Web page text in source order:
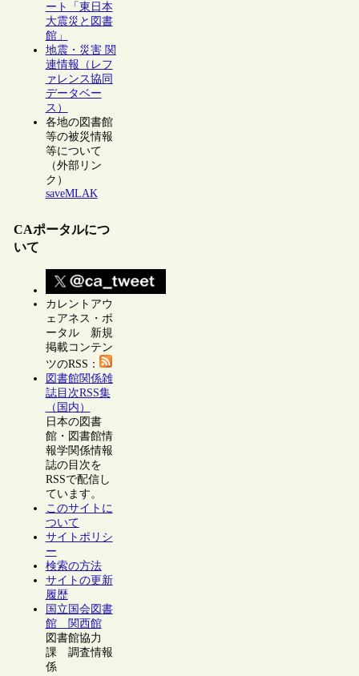
ート「東日本
大震災と図書
館」
地震・災害 関
連情報（レフ
ァレンス協同
データベー
ス）
各地の図書館
等の被災情報
等について
（外部リン
ク）
saveMLAK
CAポータルにつ
いて
カレントアウ
ェアネス・ポ
ータル 新規
掲載コンテン
ツのRSS：
図書館関係雑
誌目次RSS集
（国内）
日本の図書
館・図書館情
報学関係情報
誌の目次を
RSSで配信し
ています。
このサイトに
ついて
サイトポリシ
ー
検索の方法
サイトの更新
履歴
国立国会図書
館 関西館
図書館協力
課 調査情報
係